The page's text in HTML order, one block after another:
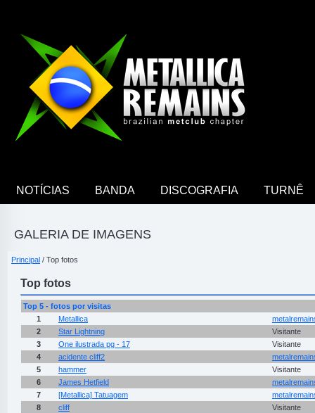
NOTÍCIAS BANDA DISCOGRAFIA TURNÊ
GALERIA DE IMAGENS
Principal / Top fotos
Top fotos
Top 5 - fotos por visitas
1
Metallica
2
Star Lightning
Visitante
3
One ilustrada pg - 17
Visitante
4
acidente cliff2
5
hammer
Visitante
6
James Hetfield
7
[Metallica] Tatuagem
8
cliff
Visitante